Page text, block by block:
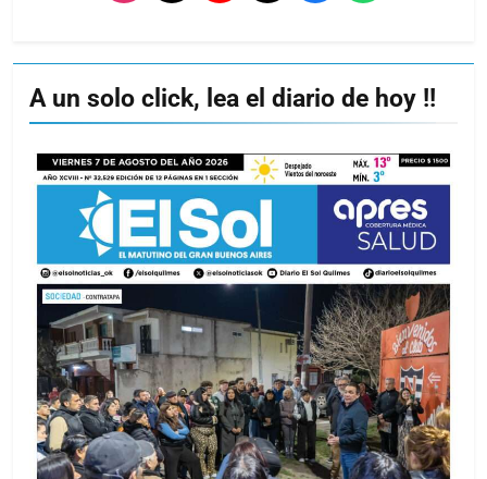
A un solo click, lea el diario de hoy !!